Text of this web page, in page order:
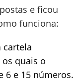
e ficou
funciona:
cartela
quais o
6 e 15 números.